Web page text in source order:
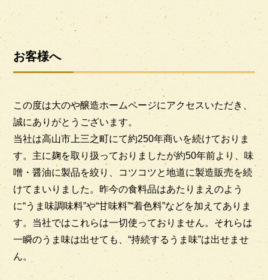
お客様へ
この度は大のや醸造ホームページにアクセスいただき、
誠にありがとうございます。
当社は高山市上三之町にて約250年商いを続けておりま
す。主に麹を取り扱っておりましたが約50年前より、味
噌・醤油に製品を絞り、コツコツと地道に製造販売を続
けてまいりました。昨今の食料品はあたりまえのよう
に“うま味調味料”や“甘味料”“着色料”などを加えてありま
す。当社ではこれらは一切使っておりません。それらは
一瞬のうま味は出せても、“持続するうま味”は出せませ
ん。